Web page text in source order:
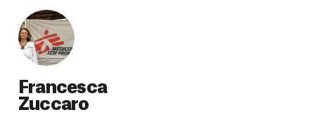
Francesca
Zuccaro